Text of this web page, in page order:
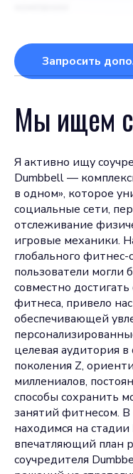
Запросить
Мы ищем
Я активно ищу
Dumbbell —
в одном», которое
социальные сети,
отслеживание
игровые механики.
глобального
пользователи могли
совместно
фитнеса, привело
обеспечивающей
целевая аудитория
поколения Z,
миллениалов,
способы сохранить
занятий фитнесом.
находимся на
впечатляющий план
соучредителя